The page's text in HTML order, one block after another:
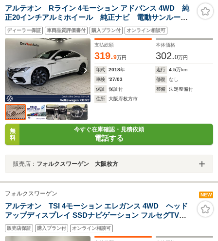
アルテオン Rライン 4モーション アドバンス 4WD 純
正20インチアルミホイール 純正ナビ 電動サンルー
フ ダイナミックライトアシスト デジタルメーター
ACC アラウンドビューモニター パワーテールゲー
ト 電動シート DCC レーンキープアシスト
ディーラー保証 車両品質評価書付 購入プラン付 オンライン相談可
支払総額
319.9万円
本体価格
302.0万円
年式 2018年 走行 4.5万km
車検
'27/03 修復
なし
保証
保証付 整備
法定整備付
住所
大阪府枚方市
無
料
今すぐ在庫確認・見積依頼
電話する
販売店： フォルクスワーゲン 大阪枚方
フォルクスワーゲン NEW
アルテオン TSI 4モーション エレガンス 4WD ヘッド
アップディスプレイ SSDナビゲーション フルセグTV
Bluetooth Apple CarPlay Android Auto オールインセー
フティ アダプティブクルーズコントロール アラウンドビ
販売店保証 購入プラン付 オンライン相談可